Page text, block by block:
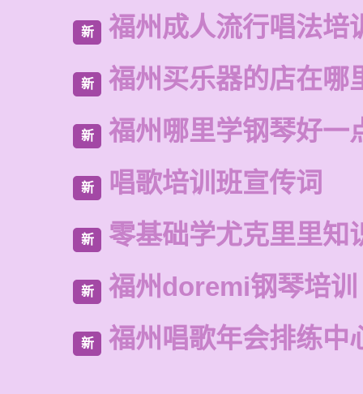
新 福州成人流行唱法培
新 福州买乐器的店在哪
新 福州哪里学钢琴好一
新 唱歌培训班宣传词
新 零基础学尤克里里知
新 福州doremi钢琴培训
新 福州唱歌年会排练中